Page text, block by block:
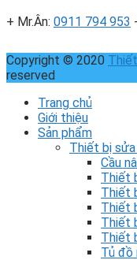
+ Mr.Ân: 0911 794 953
Copyright © 2020
reserved
Trang chủ
Giới thiệu
Sản phẩm
Thiết bị
Cầu
Thiết
Thiết
Thiết
Thiết
Thiết
Tủ đồ